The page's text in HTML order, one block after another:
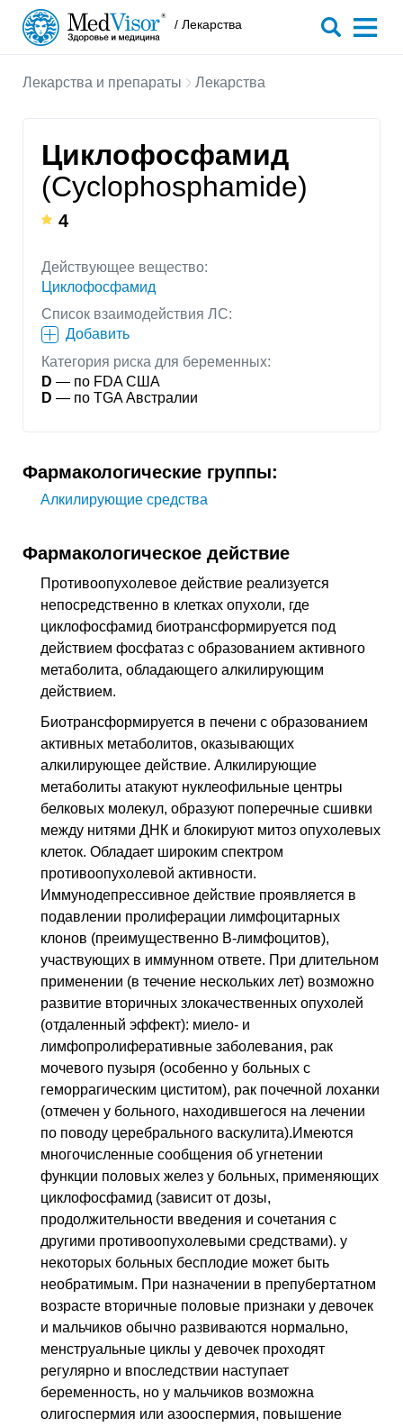
/ Лекарства
Лекарства и препараты Лекарства
Циклофосфамид
(Cyclophosphamide)
4
Действующее вещество:
Циклофосфамид
Список взаимодействия ЛС:
Добавить
Категория риска для беременных:
D — по FDA США
D — по TGA Австралии
Фармакологические группы:
Алкилирующие средства
Фармакологическое действие
Противоопухолевое действие реализуется
непосредственно в клетках опухоли, где
циклофосфамид биотрансформируется под
действием фосфатаз с образованием активного
метаболита, обладающего алкилирующим
действием.
Биотрансформируется в печени с образованием
активных метаболитов, оказывающих
алкилирующее действие. Алкилирующие
метаболиты атакуют нуклеофильные центры
белковых молекул, образуют поперечные сшивки
между нитями ДНК и блокируют митоз опухолевых
клеток. Обладает широким спектром
противоопухолевой активности.
Иммунодепрессивное действие проявляется в
подавлении пролиферации лимфоцитарных
клонов (преимущественно B-лимфоцитов),
участвующих в иммунном ответе. При длительном
применении (в течение нескольких лет) возможно
развитие вторичных злокачественных опухолей
(отдаленный эффект): миело- и
лимфопролиферативные заболевания, рак
мочевого пузыря (особенно у больных с
геморрагическим циститом), рак почечной лоханки
(отмечен у больного, находившегося на лечении
по поводу церебрального васкулита).Имеются
многочисленные сообщения об угнетении
функции половых желез у больных, применяющих
циклофосфамид (зависит от дозы,
продолжительности введения и сочетания с
другими противоопухолевыми средствами). у
некоторых больных бесплодие может быть
необратимым. При назначении в препубертатном
возрасте вторичные половые признаки у девочек
и мальчиков обычно развиваются нормально,
менструальные циклы у девочек проходят
регулярно и впоследствии наступает
беременность, но у мальчиков возможна
олигоспермия или азооспермия, повышение